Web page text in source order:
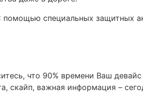
помощью специальных защитных
что 90% времени Ваш девайс
скайп, важная информация –